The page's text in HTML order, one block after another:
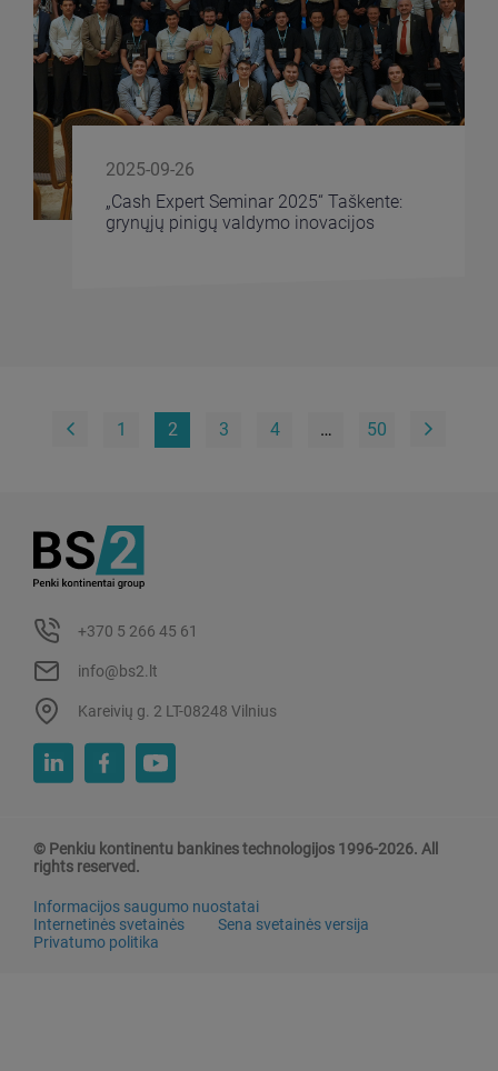
2025-09-26
„Cash Expert Seminar 2025“ Taškente:
grynųjų pinigų valdymo inovacijos
1 2 3 4 … 50
+370 5 266 45 61
info@bs2.lt
Kareivių g. 2 LT-08248 Vilnius
© Penkiu kontinentu bankines technologijos 1996-2026. All
rights reserved.
Informacijos saugumo nuostatai
Internetinės svetainės
Sena svetainės versija
Privatumo politika